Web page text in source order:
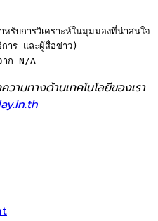
รับการวิเคราะห์ในมุมมองที่น่าสนใจ
ร และผู้สื่อข่าว)
าก N/A
ามทางด้านเทคโนโลยีของเรา